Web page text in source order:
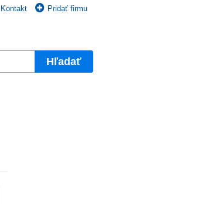
Kontakt Pridať firmu
Hľadať